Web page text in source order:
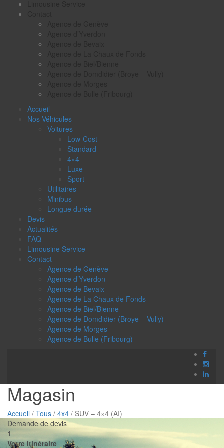
Accueil
Nos Véhicules
Voitures
Low-Cost
Standard
4×4
Luxe
Sport
Utilitaires
Minibus
Longue durée
Devis
Actualités
FAQ
Limousine Service
Contact
Agence de Genève
Agence d’Yverdon
Agence de Bevaix
Agence de La Chaux de Fonds
Agence de Biel/Bienne
Agence de Domdidier (Broye – Vully)
Agence de Morges
Agence de Bulle (Fribourg)
Magasin
Accueil / Tous / 4x4 / SUV – 4×4 (AI)
Demande de devis
1
Votre itinéraire